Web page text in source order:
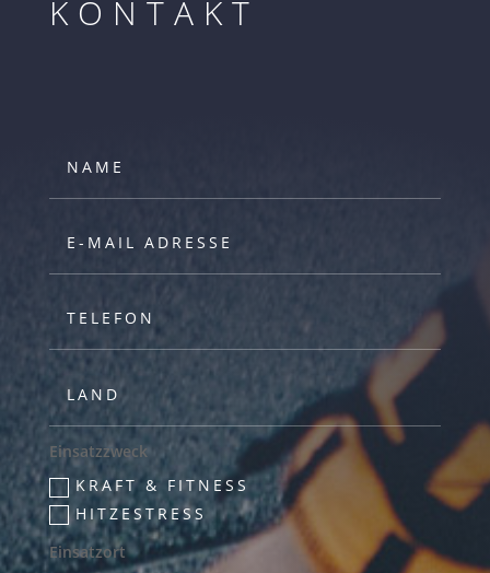
KONTAKT
Einsatzzweck
KRAFT & FITNESS
HITZESTRESS
Einsatzort